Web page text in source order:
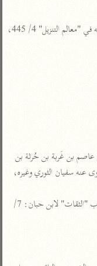
تفسير ابن عثيمين
الوجيز للواحدي
تفسير ابن أبي زمنين